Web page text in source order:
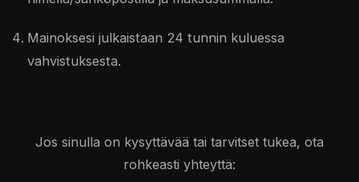
Mainoksesi julkaistaan 24 tunnin kuluessa
vahvistuksesta.
Jos sinulla on kysyttävää tai tarvitset tukea, ota
rohkeasti yhteyttä: